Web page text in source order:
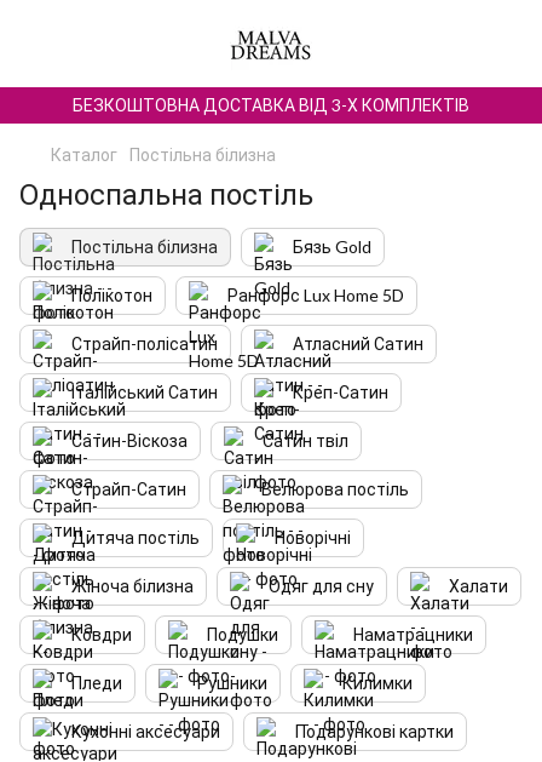
БЕЗКОШТОВНА ДОСТАВКА ВІД 3-Х КОМПЛЕКТІВ
Каталог Постільна білизна
Односпальна постіль
Постільна білизна Бязь Gold
Полікотон Ранфорс Lux Home 5D
Страйп-полісатин Атласний Сатин
Італійський Сатин Креп-Сатин
Сатин-Віскоза Сатин твіл
Страйп-Сатин Велюрова постіль
Дитяча постіль Новорічні
Жіноча білизна Одяг для сну Халати
Ковдри Подушки Наматрацники
Пледи Рушники Килимки
Кухонні аксесуари Подарункові картки